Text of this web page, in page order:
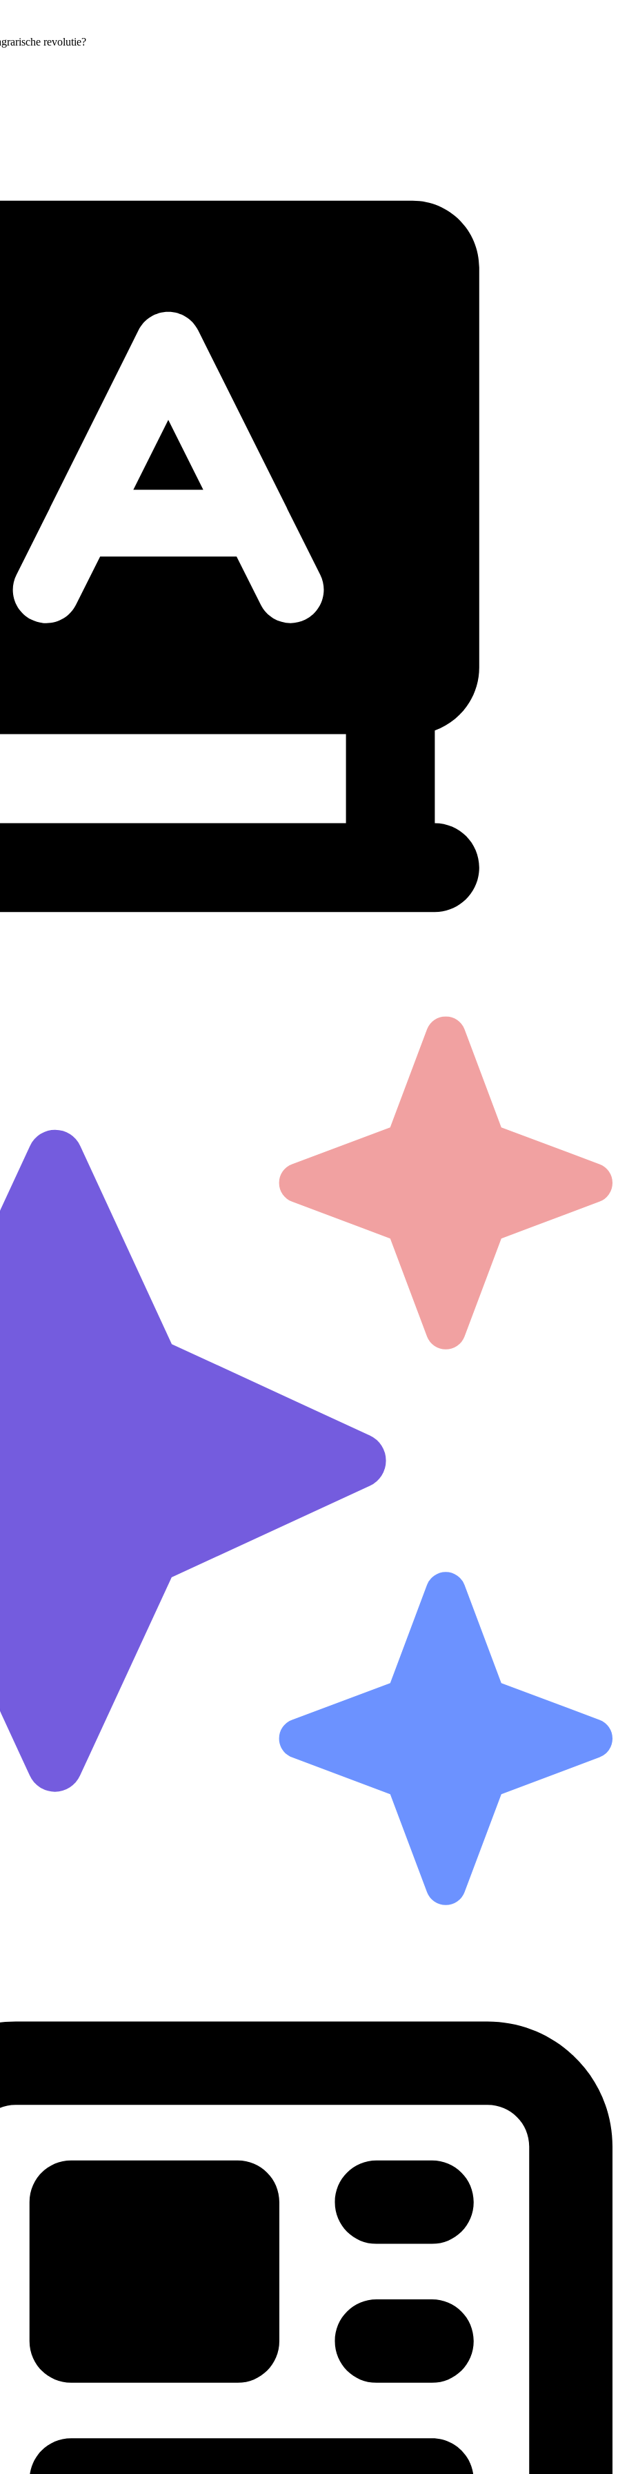
revolutie?